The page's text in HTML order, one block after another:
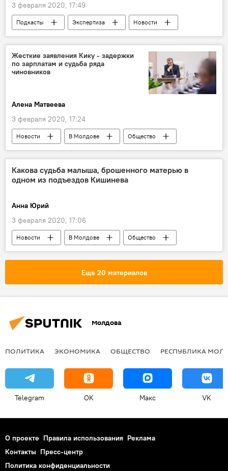
3 февраля 2020, 17:49
Подкасты Экспертиза
Новости
Политика
В Молдове
Жесткие заявления Кику - задержки
по зарплатам и судьба ряда
чиновников
Алена Матвеева
3 февраля 2020, 17:24
Новости В Молдове Общество
Какова судьба малыша, брошенного матерью в
одном из подъездов Кишинева
Анна Юрий
3 февраля 2020, 17:06
Новости В Молдове
Общество
малыш
судьба подкидыш
Еще 20 материалов
Молдова
ПОЛИТИКА ЭКОНОМИКА ОБЩЕСТВО РЕСПУБЛИКА
Telegram OK Макс VK
О проекте Правила использования Реклама
Контакты Пресс-центр
Политика конфиденциальности